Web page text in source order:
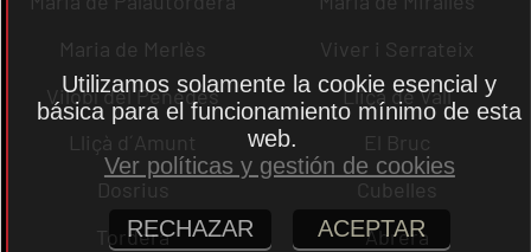
Maria de Merlès
Viver i Serrateix
Vilobí del Penedès
Lliçà de Vall
Lliçà d´Amunt
El Bruc
Dosrius
Cubelles
Tordera
Abrera
Utilizamos solamente la cookie esencial y
básica para el funcionamiento mínimo de esta
web.
Ver políticas y gestión de cookies
RECHAZAR ACEPTAR